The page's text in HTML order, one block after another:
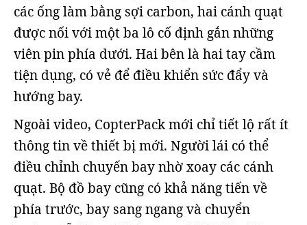
các ống làm bằng sợi carbon, hai cánh quạt
được nối với một ba lô cố định gắn những
viên pin phía dưới. Hai bên là hai tay cầm
tiện dụng, có vẻ để điều khiển sức đẩy và
hướng bay.
Ngoài video, CopterPack mới chỉ tiết lộ rất ít
thông tin về thiết bị mới. Người lái có thể
điều chỉnh chuyến bay nhờ xoay các cánh
quạt. Bộ đồ bay cũng có khả năng tiến về
phía trước, bay sang ngang và chuyển